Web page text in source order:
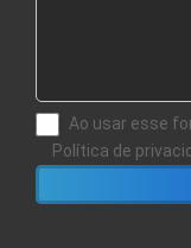
Ao usar esse
Política de